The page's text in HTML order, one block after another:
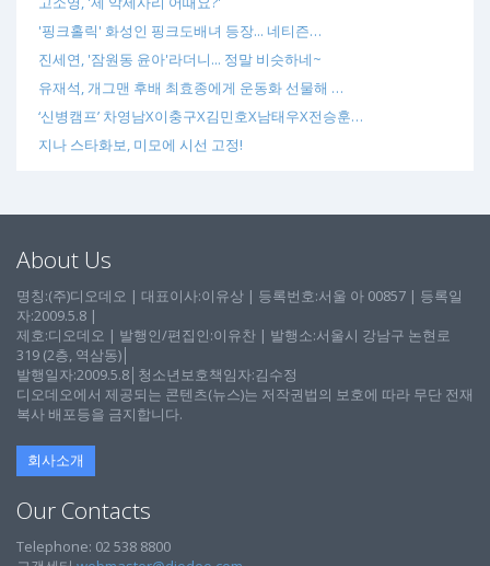
'핑크홀릭' 화성인 핑크도배녀 등장... 네티즌…
진세연, '잠원동 윤아'라더니... 정말 비슷하네~
유재석, 개그맨 후배 최효종에게 운동화 선물해 …
‘신병캠프’ 차영남X이충구X김민호X남태우X전승훈…
지나 스타화보, 미모에 시선 고정!
About Us
명칭:(주)디오데오 | 대표이사:이유상 | 등록번호:서울 아 00857 | 등록일
자:2009.5.8 |
제호:디오데오 | 발행인/편집인:이유찬 | 발행소:서울시 강남구 논현로
319 (2층, 역삼동)│
발행일자:2009.5.8│청소년보호책임자:김수정
디오데오에서 제공되는 콘텐츠(뉴스)는 저작권법의 보호에 따라 무단 전재
복사 배포등을 금지합니다.
회사소개
Our Contacts
Telephone: 02 538 8800